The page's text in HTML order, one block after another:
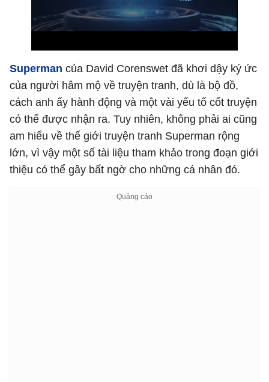
Superman của David Corenswet đã khơi dậy ký ức
của người hâm mộ về truyện tranh, dù là bộ đồ,
cách anh ấy hành động và một vài yếu tố cốt truyện
có thể được nhận ra. Tuy nhiên, không phải ai cũng
am hiểu về thế giới truyện tranh Superman rộng
lớn, vì vậy một số tài liệu tham khảo trong đoạn giới
thiệu có thể gây bất ngờ cho những cá nhân đó.